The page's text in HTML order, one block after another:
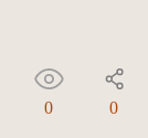
0 0